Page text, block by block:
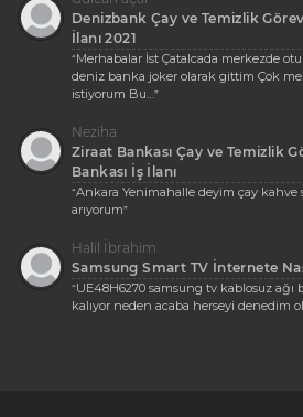
Denizbank Çay ve Temizlik
İlanı 2021
“Merhabalar İst Çatalcada merkezde
deniz banka joker olarak gittim Çok
istiyorum Bu…”
Neziha
Ziraat Bankası Çay ve Temizlik
Bankası İş İlanı
“Ankara Yenimahalle deyim çay kahve
arıyorum”
Halil İbrahim
Samsung Smart TV İnternete
“UE48H6270 samsung tv kablosuz ağı
kalıyor neden acaba herseyi denedim